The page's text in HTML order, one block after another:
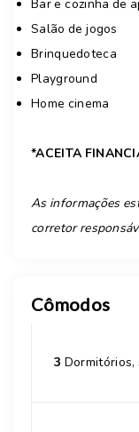
Bar e cozinha de
Salão de jogos
Brinquedoteca
Playground
Home cinema
*ACEITA
As informações
corretor
Cômodos
3 Dormitórios,